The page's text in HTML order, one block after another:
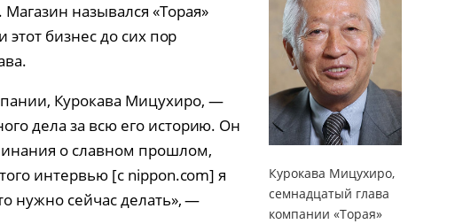
Курокава Мицухиро,
семнадцатый глава
компании «Торая»
назывался «Торая»
этот бизнес до сих пор
Курокава Мицухиро, —
дела за всю его историю. Он
о славном прошлом,
интервью [с nippon.com] я
нужно сейчас делать», —